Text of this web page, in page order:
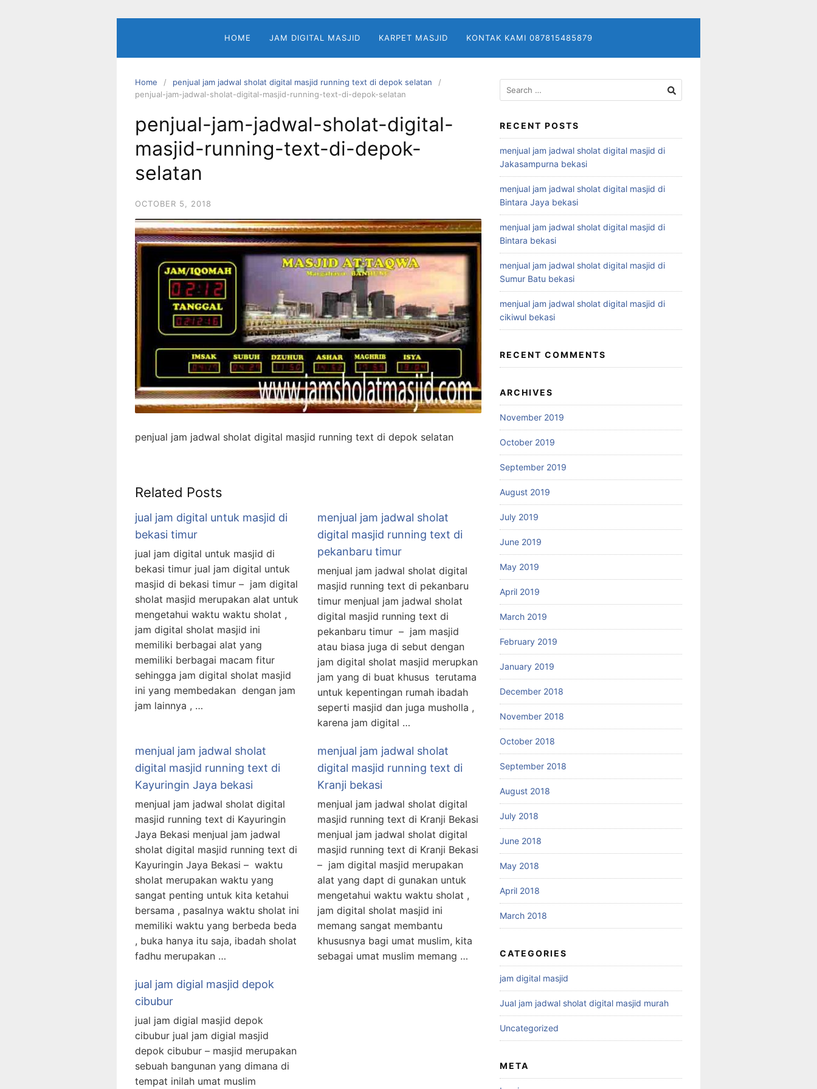
HOME JAM DIGITAL MASJID KARPET MASJID KONTAK KAMI 087815485879
Home
penjual jam jadwal sholat digital masjid running text di depok selatan
penjual-jam-jadwal-sholat-digital-masjid-running-text-di-depok-selatan
penjual-jam-jadwal-sholat-digital-
masjid-running-text-di-depok-
selatan
OCTOBER 5, 2018
penjual jam jadwal sholat digital masjid running text di depok selatan
Related Posts
jual jam digital untuk masjid di
bekasi timur
jual jam digital untuk masjid di
bekasi timur jual jam digital untuk
masjid di bekasi timur – jam digital
sholat masjid merupakan alat untuk
mengetahui waktu waktu sholat ,
jam digital sholat masjid ini
memiliki berbagai alat yang
memiliki berbagai macam fitur
sehingga jam digital sholat masjid
ini yang membedakan dengan jam
jam lainnya , …
menjual jam jadwal sholat
digital masjid running text di
pekanbaru timur
menjual jam jadwal sholat digital
masjid running text di pekanbaru
timur menjual jam jadwal sholat
digital masjid running text di
pekanbaru timur – jam masjid
atau biasa juga di sebut dengan
jam digital sholat masjid merupkan
jam yang di buat khusus terutama
untuk kepentingan rumah ibadah
seperti masjid dan juga musholla ,
karena jam digital …
menjual jam jadwal sholat
digital masjid running text di
Kayuringin Jaya bekasi
menjual jam jadwal sholat digital
masjid running text di Kayuringin
Jaya Bekasi menjual jam jadwal
sholat digital masjid running text di
Kayuringin Jaya Bekasi – waktu
sholat merupakan waktu yang
sangat penting untuk kita ketahui
bersama , pasalnya waktu sholat ini
memiliki waktu yang berbeda beda
, buka hanya itu saja, ibadah sholat
fadhu merupakan …
menjual jam jadwal sholat
digital masjid running text di
Kranji bekasi
menjual jam jadwal sholat digital
masjid running text di Kranji Bekasi
menjual jam jadwal sholat digital
masjid running text di Kranji Bekasi
– jam digital masjid merupakan
alat yang dapt di gunakan untuk
mengetahui waktu waktu sholat ,
jam digital sholat masjid ini
memang sangat membantu
khususnya bagi umat muslim, kita
sebagai umat muslim memang …
jual jam digial masjid depok
cibubur
jual jam digial masjid depok
cibubur jual jam digial masjid
depok cibubur – masjid merupakan
sebuah bangunan yang dimana di
tempat inilah umat muslim
Search
for:
RECENT POSTS
menjual jam jadwal sholat digital masjid di
Jakasampurna bekasi
menjual jam jadwal sholat digital masjid di
Bintara Jaya bekasi
menjual jam jadwal sholat digital masjid di
Bintara bekasi
menjual jam jadwal sholat digital masjid di
Sumur Batu bekasi
menjual jam jadwal sholat digital masjid di
cikiwul bekasi
RECENT COMMENTS
ARCHIVES
November 2019
October 2019
September 2019
August 2019
July 2019
June 2019
May 2019
April 2019
March 2019
February 2019
January 2019
December 2018
November 2018
October 2018
September 2018
August 2018
July 2018
June 2018
May 2018
April 2018
March 2018
CATEGORIES
jam digital masjid
Jual jam jadwal sholat digital masjid murah
Uncategorized
META